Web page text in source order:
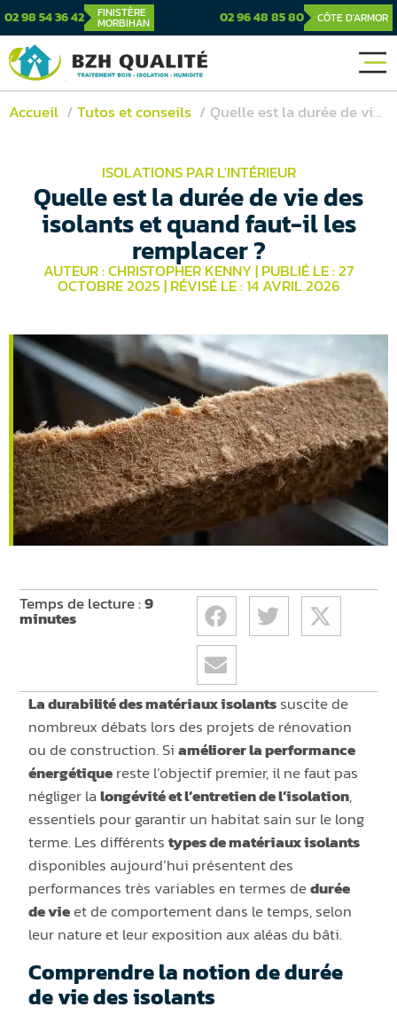
02 98 54 36 42 FINISTÈRE
MORBIHAN 02 96 48 85 80 CÔTE D'ARMOR
Accueil Tutos et conseils Quelle est la durée de vie des isolants et quand faut-il les remplacer ?
ISOLATIONS PAR L'INTÉRIEUR
Quelle est la durée de vie des
isolants et quand faut-il les
remplacer ?
AUTEUR : CHRISTOPHER KENNY|PUBLIÉ LE : 27
OCTOBRE 2025|RÉVISÉ LE : 14 AVRIL 2026
Temps de lecture :9
minutes
La durabilité des matériaux isolantssuscite de
nombreux débats lors des projets de rénovation
ou de construction. Siaméliorer la performance
énergétiquereste l’objectif premier, il ne faut pas
négliger lalongévité et l’entretien de l’isolation,
essentiels pour garantir un habitat sain sur le long
terme. Les différentstypes de matériaux isolants
disponibles aujourd’hui présentent des
performances très variables en termes dedurée
de vieet de comportement dans le temps, selon
leur nature et leur exposition aux aléas du bâti.
Comprendre la notion de durée
de vie des isolants